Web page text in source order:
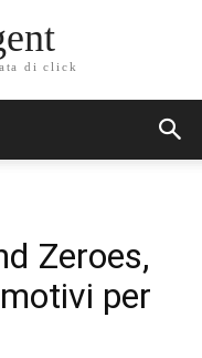
di click
Zeroes,
per